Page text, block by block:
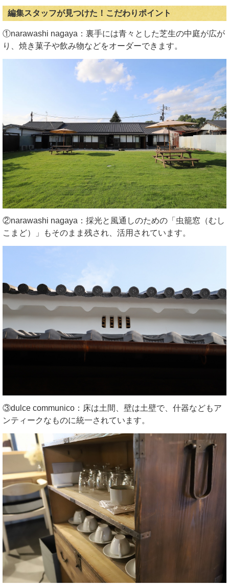
編集スタッフが見つけた！こだわりポイント
①narawashi nagaya：裏手には青々とした芝生の中庭が広が
り、焼き菓子や飲み物などをオーダーできます。
②narawashi nagaya：採光と風通しのための「虫籠窓（むし
こまど）」もそのまま残され、活用されています。
③dulce communico：床は土間、壁は土壁で、什器などもア
ンティークなものに統一されています。